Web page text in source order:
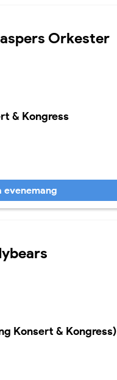
Orkester
& Kongress
evenemang
Konsert & Kongress)